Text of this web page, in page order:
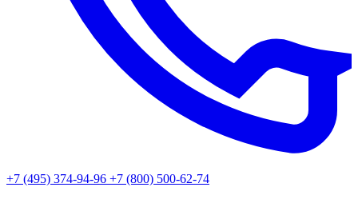
+7 (495) 374-94-96 +7 (800) 500-62-74